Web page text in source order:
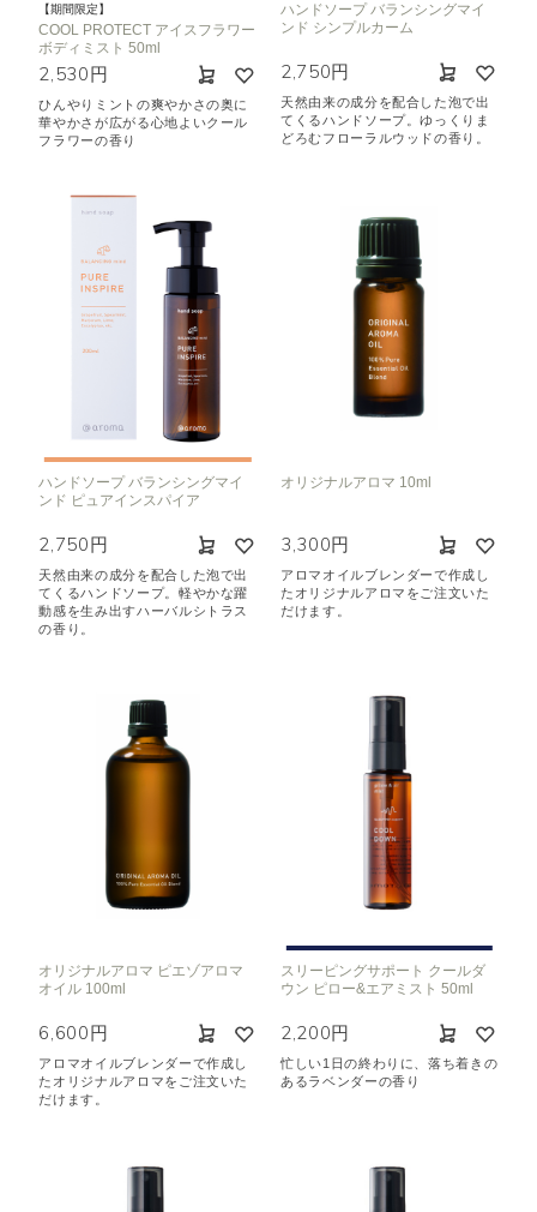
【期間限定】
COOL PROTECT アイスフラワー
ボディミスト 50ml
2,530円
ひんやりミントの爽やかさの奥に
華やかさが広がる心地よいクール
フラワーの香り
ハンドソープ バランシングマイ
ンド シンプルカーム
2,750円
天然由来の成分を配合した泡で出
てくるハンドソープ。ゆっくりま
どろむフローラルウッドの香り。
ハンドソープ バランシングマイ
ンド ピュアインスパイア
2,750円
天然由来の成分を配合した泡で出
てくるハンドソープ。軽やかな躍
動感を生み出すハーバルシトラス
の香り。
オリジナルアロマ 10ml
3,300円
アロマオイルブレンダーで作成し
たオリジナルアロマをご注文いた
だけます。
オリジナルアロマ ピエゾアロマ
オイル 100ml
6,600円
アロマオイルブレンダーで作成し
たオリジナルアロマをご注文いた
だけます。
スリーピングサポート クールダ
ウン ピロー&エアミスト 50ml
2,200円
忙しい1日の終わりに、落ち着きの
あるラベンダーの香り